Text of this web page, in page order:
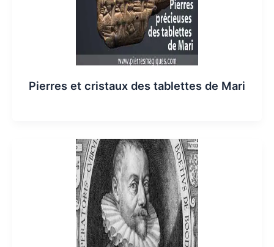
Pierres et cristaux des tablettes de Mari